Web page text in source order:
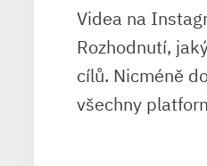
Videa na
Rozhodnutí,
cílů. Nicméně
všechny